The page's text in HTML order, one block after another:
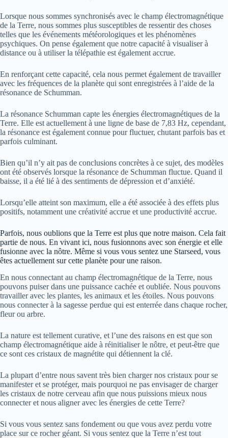
Lorsque nous sommes synchronisés avec le champ électromagnétique
de la Terre, nous sommes plus susceptibles de ressentir des choses
telles que les événements météorologiques et les phénomènes
psychiques. On pense également que notre capacité à visualiser à
distance ou à utiliser la télépathie est également accrue.
En renforçant cette capacité, cela nous permet également de travailler
avec les fréquences de la planète qui sont enregistrées à l’aide de la
résonance de Schumman.
La résonance Schumman capte les énergies électromagnétiques de la
Terre. Elle est actuellement à une ligne de base de 7,83 Hz, cependant,
la résonance est également connue pour fluctuer, chutant parfois bas et
parfois culminant.
Bien qu’il n’y ait pas de conclusions concrètes à ce sujet, des modèles
ont été observés lorsque la résonance de Schumman fluctue. Quand il
baisse, il a été lié à des sentiments de dépression et d’anxiété.
Lorsqu’elle atteint son maximum, elle a été associée à des effets plus
positifs, notamment une créativité accrue et une productivité accrue.
Parfois, nous oublions que la Terre est plus que notre maison. Cela fait
partie de nous. En vivant ici, nous fusionnons avec son énergie et elle
fusionne avec la nôtre. Même si vous vous sentez une Starseed, vous
êtes actuellement sur cette planète pour une raison.
En nous connectant au champ électromagnétique de la Terre, nous
pouvons puiser dans une puissance cachée et oubliée. Nous pouvons
travailler avec les plantes, les animaux et les étoiles. Nous pouvons
nous connecter à la sagesse perdue qui est enterrée dans chaque rocher,
fleur ou arbre.
La nature est tellement curative, et l’une des raisons en est que son
champ électromagnétique aide à réinitialiser le nôtre, et peut-être que
ce sont ces cristaux de magnétite qui détiennent la clé.
La plupart d’entre nous savent très bien charger nos cristaux pour se
manifester et se protéger, mais pourquoi ne pas envisager de charger
les cristaux de notre cerveau afin que nous puissions mieux nous
connecter et nous aligner avec les énergies de cette Terre?
Si vous vous sentez sans fondement ou que vous avez perdu votre
place sur ce rocher géant. Si vous sentez que la Terre n’est tout